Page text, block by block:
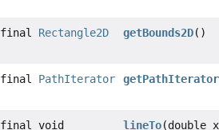
final Rectangle2D getBounds2D()
final PathIterator getPathIterator
final void lineTo(double